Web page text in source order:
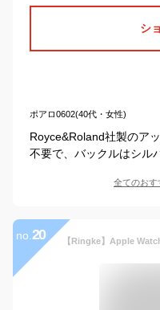
シ
ポアロ0602(40代・女性)
Royce&Roland社製のア
不要で、バックルはシル
全てのおす
no. 20